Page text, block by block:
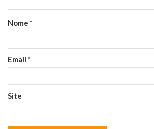
Nome *
Email *
Site